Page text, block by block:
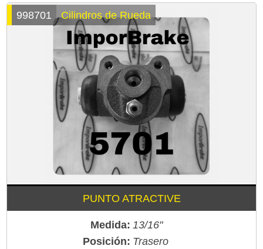
PUNTO ATRACTIVE
Medida: 13/16"
Posición: Trasero
998701 Cilindros de Rueda